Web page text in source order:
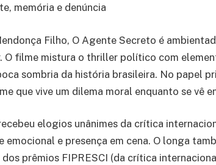
memória e denúncia
Filho, O Agente Secreto é
O filme mistura o thriller político com
sombria da história brasileira. No papel
que vive um dilema moral enquanto se vê
elogios unânimes da crítica
e presença em cena. O longa
prêmios FIPRESCI (da crítica